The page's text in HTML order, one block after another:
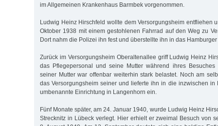
im Allgemeinen Krankenhaus Barmbek vorgenommen.
Ludwig Heinz Hirschfeld wollte dem Versorgungsheim entfliehen
Oktober 1938 mit einem gestohlenen Fahrrad auf den Weg zu
Dort nahm die Polizei ihn fest und überstellte ihn in das
Zurück im Versorgungsheim Oberaltenallee griff Ludwig Heinz
das Pflegepersonal und seine Mutter während ihres
seiner Mutter war offenbar weiterhin stark belastet. Noch am
das Versorgungsheim seiner und lieferte ihn in die inzwischen in
umbenannte Einrichtung in Langenhorn ein.
Fünf Monate später, am 24. Januar 1940, wurde Ludwig Heinz
Strecknitz in Lübeck verlegt. Hier erhielt er zweimal Besuch von